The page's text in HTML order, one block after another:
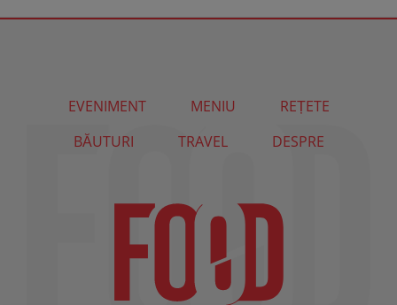
EVENIMENT MENIU
REȚETE
BĂUTURI
TRAVEL DESPRE